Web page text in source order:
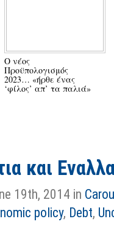
Ο νέος
Προϋπολογισμός
2023… «ήρθε ένας
‘φίλος’ απ’ τα παλιά»
και
19th, 2014 in
policy, Debt,